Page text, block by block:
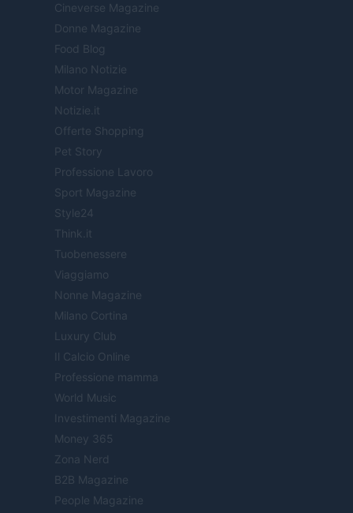
Cineverse Magazine
Donne Magazine
Food Blog
Milano Notizie
Motor Magazine
Notizie.it
Offerte Shopping
Pet Story
Professione Lavoro
Sport Magazine
Style24
Think.it
Tuobenessere
Viaggiamo
Nonne Magazine
Milano Cortina
Luxury Club
Il Calcio Online
Professione mamma
World Music
Investimenti Magazine
Money 365
Zona Nerd
B2B Magazine
People Magazine